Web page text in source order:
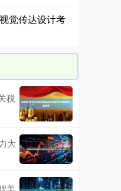
觉传达设计考
税
大
美